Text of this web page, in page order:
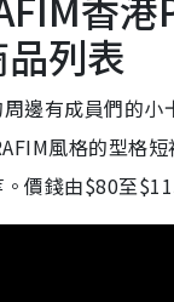
列表
邊有成員們的小
風格的型格
價錢由$80至